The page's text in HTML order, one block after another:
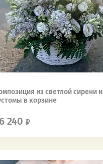
из светлой сирени и
в корзине
240